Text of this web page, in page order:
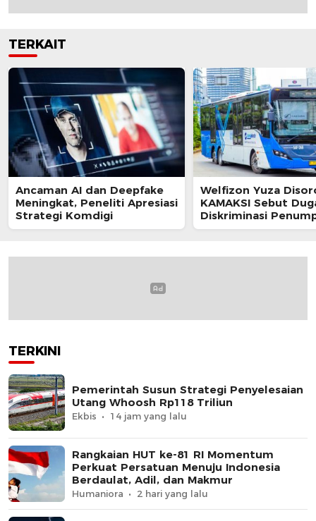
TERKAIT
Ancaman AI dan Deepfake
Meningkat, Peneliti Apresiasi
Strategi Komdigi
Welfizon Yuza
KAMAKSI Sebut
Diskriminasi
TransJakarta
TERKINI
Pemerintah Susun Strategi Penyelesaian
Utang Whoosh Rp118 Triliun
Ekbis 14 jam yang lalu
Rangkaian HUT ke-81 RI Momentum
Perkuat Persatuan Menuju Indonesia
Berdaulat, Adil, dan Makmur
Humaniora 2 hari yang lalu